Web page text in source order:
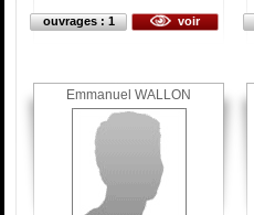
ouvrages : 1 voir
Emmanuel WALLON